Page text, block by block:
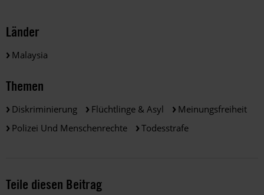
Länder
Malaysia
Themen
Diskriminierung Flüchtlinge & Asyl
Meinungsfreiheit
Polizei Und Menschenrechte
Todesstrafe
Teile diesen Beitrag